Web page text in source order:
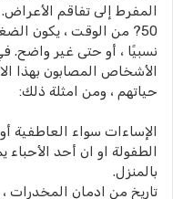
50? من الوقت ، يكون
نسبيًا ، أو حتى غير واضح.
الأشخاص المصابون بهذا
حياتهم ، ومن امثلة ذلك:
الإساءات سواء العاطفية
الطفولة او ان أحد
بالمنزل.
تاريخ من ادمان المخدرات